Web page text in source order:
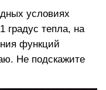
условиях
градус тепла, на
функций
Не подскажите